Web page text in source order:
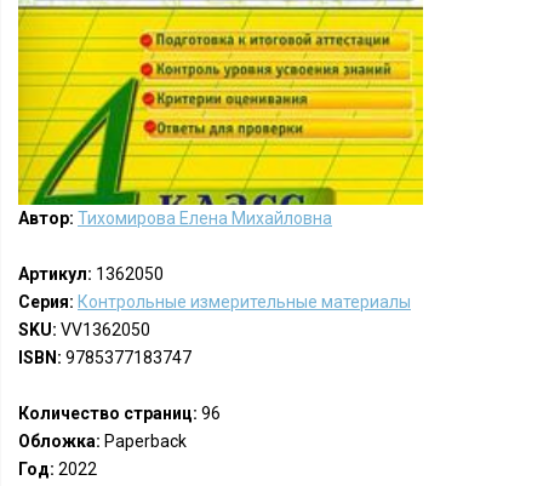
Автор: Тихомирова Елена Михайловна
Артикул: 1362050
Серия: Контрольные измерительные материалы
SKU: VV1362050
ISBN: 9785377183747
Количество страниц: 96
Обложка: Paperback
Год: 2022